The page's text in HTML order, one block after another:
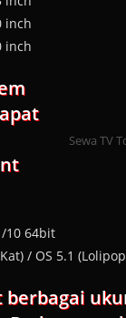
Sewa TV
inch
inch
10 64bit
/ OS 5.1
berbagai